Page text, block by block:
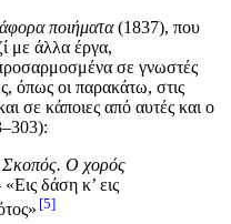
ποιήματα(1837), που
με άλλα έργα,
σε γνωστές
όπως οι παρακάτω, στις
σε κάποιες από αυτές και ο
Σκοπός. Ο χορός
«Εις δάση κ’ εις
5